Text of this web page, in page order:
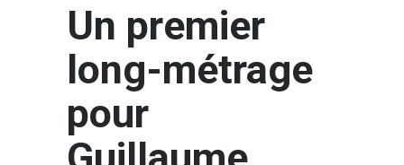
Un premier
long-métrage
pour